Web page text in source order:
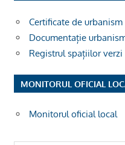
Certificate de
Documentație
Registrul spațiilor verzi
MONITORUL OFICIAL
Monitorul oficial local